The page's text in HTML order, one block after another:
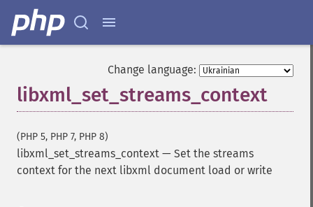
Change language:
libxml_set_streams_context
(PHP 5, PHP 7, PHP 8)
libxml_set_streams_context — Set the streams
context for the next libxml document load or write